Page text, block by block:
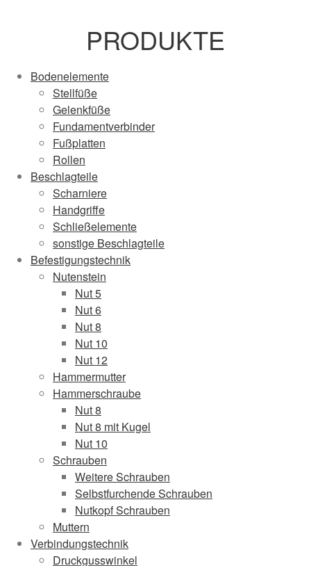
PRODUKTE
Bodenelemente
Stellfüße
Gelenkfüße
Fundamentverbinder
Fußplatten
Rollen
Beschlagteile
Scharniere
Handgriffe
Schließelemente
sonstige Beschlagteile
Befestigungstechnik
Nutenstein
Nut 5
Nut 6
Nut 8
Nut 10
Nut 12
Hammermutter
Hammerschraube
Nut 8
Nut 8 mit Kugel
Nut 10
Schrauben
Weitere Schrauben
Selbstfurchende Schrauben
Nutkopf Schrauben
Muttern
Verbindungstechnik
Druckgusswinkel